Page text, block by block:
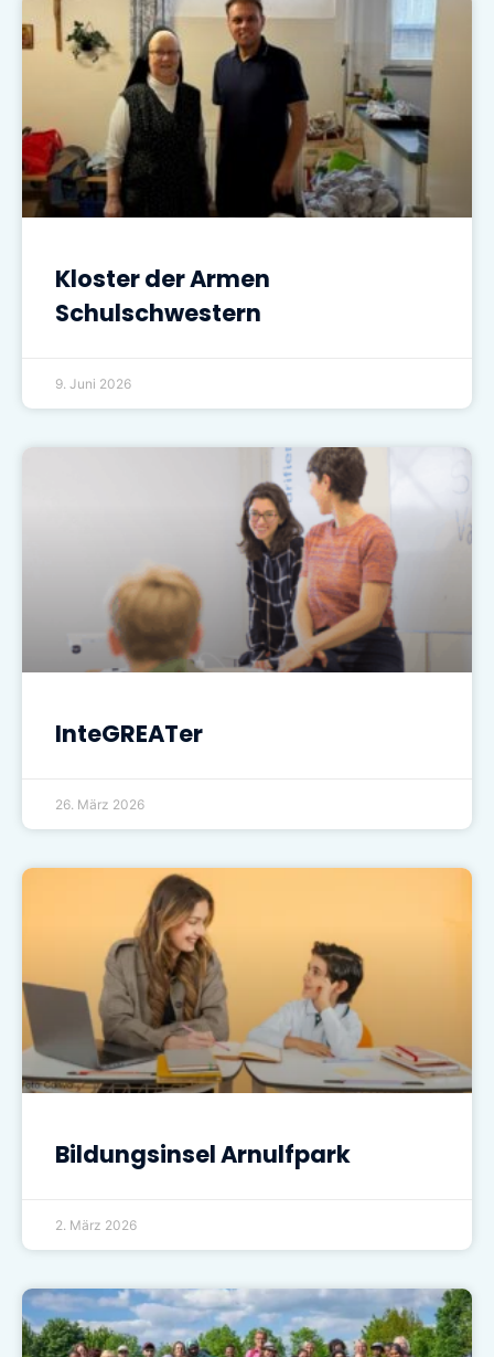
Kloster der Armen
Schulschwestern
9. Juni 2026
InteGREATer
26. März 2026
Bildungsinsel Arnulfpark
2. März 2026